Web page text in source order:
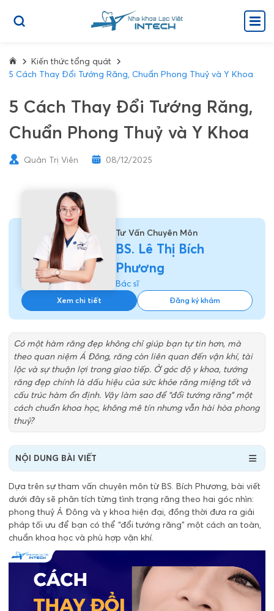
Kiến thức tổng quát
5 Cách Thay Đổi Tướng Răng, Chuẩn Phong Thuỷ và Y Khoa
5 Cách Thay Đổi Tướng Răng,
Chuẩn Phong Thuỷ và Y Khoa
Quản Trị Viên 08/12/2025
Tư Vấn Chuyên Môn
BS. Lê Thị Bích
Phương
Bác sĩ
Xem chi tiết Đăng ký khám
Có một hàm răng đẹp không chỉ giúp bạn tự tin hơn, mà
theo quan niệm Á Đông, răng còn liên quan đến vận khí, tài
lộc và sự thuận lợi trong giao tiếp. Ở góc độ y khoa, tướng
răng đẹp chính là dấu hiệu của sức khỏe răng miệng tốt và
cấu trúc hàm ổn định. Vậy làm sao để “đổi tướng răng” một
cách chuẩn khoa học, không mê tín nhưng vẫn hài hòa phong
thuỷ?
NỘI DUNG BÀI VIẾT
Dựa trên sự tham vấn chuyên môn từ BS. Bích Phương, bài viết
dưới đây sẽ phân tích từng tình trạng răng theo hai góc nhìn:
phong thuỷ Á Đông và y khoa hiện đại, đồng thời đưa ra giải
pháp tối ưu để bạn có thể “đổi tướng răng” một cách an toàn,
chuẩn khoa học và phù hợp vận khí.